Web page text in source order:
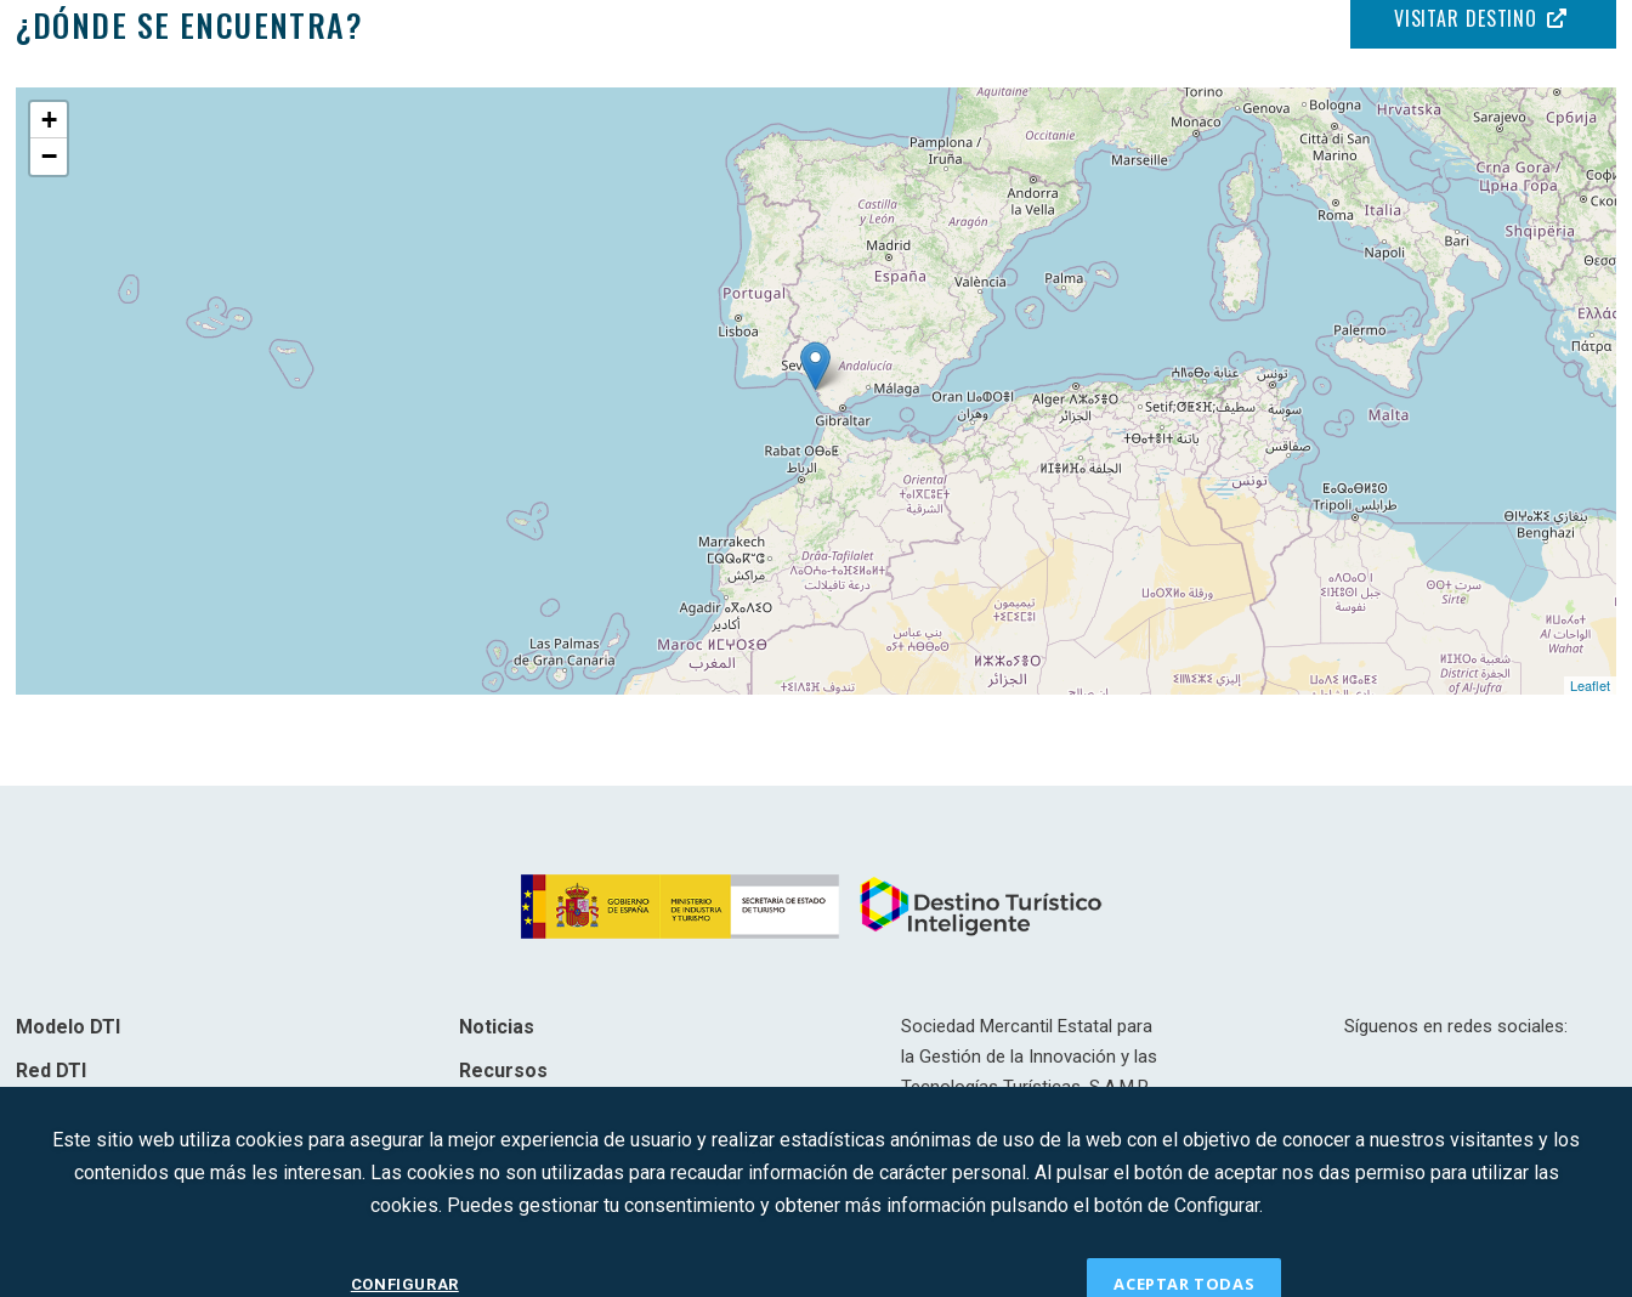
¿DÓNDE SE ENCUENTRA? VISITAR DESTINO
+
−
Leaflet
Modelo DTI
Red DTI
Noticias
Recursos
Sociedad Mercantil Estatal para
la Gestión de la Innovación y las
Tecnologías Turísticas, S.A.M.P.
Inscrita en el R.M. de Madrid, T,
12593, Se. 8, F. 129, H. 201.307.
C.I.F.: A-81/874.984
Síguenos en redes sociales:
CONTACTO
Este sitio web utiliza cookies para asegurar la mejor experiencia de usuario y realizar estadísticas anónimas de uso de la web con el objetivo de conocer a nuestros visitantes y los
contenidos que más les interesan. Las cookies no son utilizadas para recaudar información de carácter personal. Al pulsar el botón de aceptar nos das permiso para utilizar las
cookies. Puedes gestionar tu consentimiento y obtener más información pulsando el botón de Configurar.
CONFIGURAR ACEPTAR TODAS